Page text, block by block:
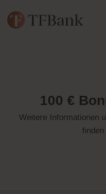
100 €
Weitere Informationen
finden